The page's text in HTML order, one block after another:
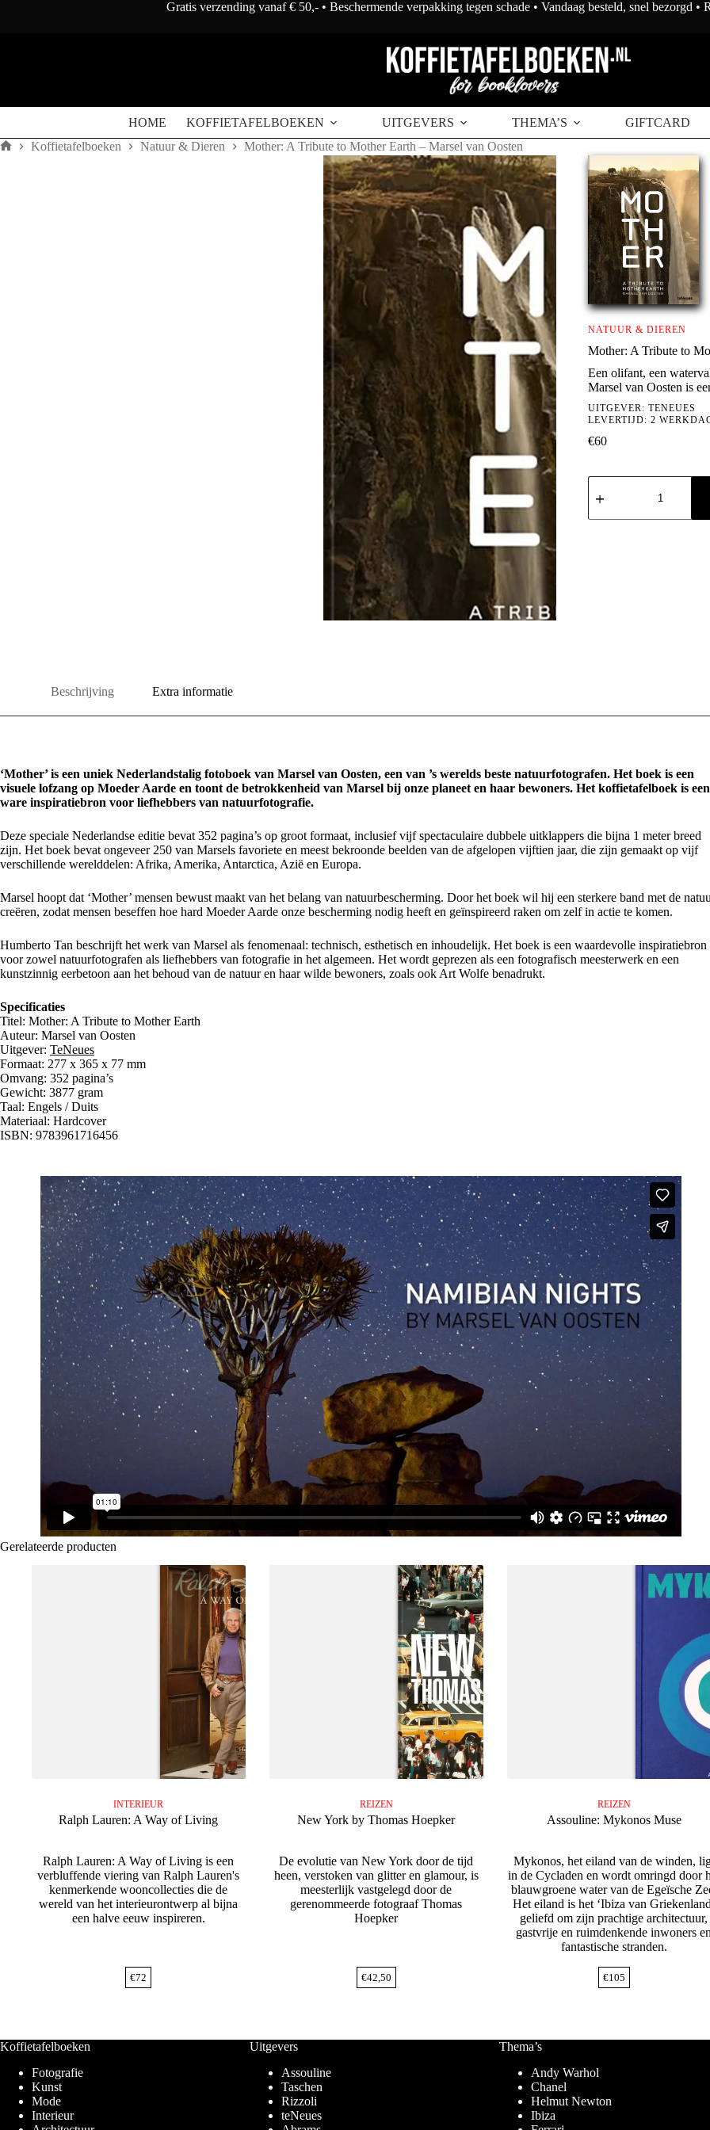
Gratis verzending vanaf € 50,- • Beschermende verpakking tegen schade • Vandaag besteld, snel bezorgd •
HOME KOFFIETAFELBOEKEN UITGEVERS THEMA’S GIFTCARD
Koffietafelboeken Natuur & Dieren Mother: A Tribute to Mother Earth – Marsel van Oosten
NATUUR & DIEREN
Mother: A Tribute to
Een olifant, een
Marsel van Oosten is
UITGEVER: TENEUES
LEVERTIJD: 2
€60
Mother:
to
Beschrijving Extra informatie
‘Mother’ is een uniek Nederlandstalig fotoboek van Marsel van Oosten, een van ’s werelds beste natuurfotografen. Het boek is een
visuele lofzang op Moeder Aarde en toont de betrokkenheid van Marsel bij onze planeet en haar bewoners. Het koffietafelboek is een
ware inspiratiebron voor liefhebbers van natuurfotografie.
Deze speciale Nederlandse editie bevat 352 pagina’s op groot formaat, inclusief vijf spectaculaire dubbele uitklappers die bijna 1 meter breed
zijn. Het boek bevat ongeveer 250 van Marsels favoriete en meest bekroonde beelden van de afgelopen vijftien jaar, die zijn gemaakt op vijf
verschillende werelddelen: Afrika, Amerika, Antarctica, Azië en Europa.
Marsel hoopt dat ‘Mother’ mensen bewust maakt van het belang van natuurbescherming. Door het boek wil hij een sterkere band met de
creëren, zodat mensen beseffen hoe hard Moeder Aarde onze bescherming nodig heeft en geïnspireerd raken om zelf in actie te komen.
Humberto Tan beschrijft het werk van Marsel als fenomenaal: technisch, esthetisch en inhoudelijk. Het boek is een waardevolle inspiratiebron
voor zowel natuurfotografen als liefhebbers van fotografie in het algemeen. Het wordt geprezen als een fotografisch meesterwerk en een
kunstzinnig eerbetoon aan het behoud van de natuur en haar wilde bewoners, zoals ook Art Wolfe benadrukt.
Specificaties
Titel: Mother: A Tribute to Mother Earth
Auteur: Marsel van Oosten
Uitgever: TeNeues
Formaat: 277 x 365 x 77 mm
Omvang: 352 pagina’s
Gewicht: 3877 gram
Taal: Engels / Duits
Materiaal: Hardcover
ISBN: 9783961716456
Gerelateerde producten
INTERIEUR
Ralph Lauren: A Way of Living
Ralph Lauren: A Way of Living is een
verbluffende viering van Ralph Lauren's
kenmerkende wooncollecties die de
wereld van het interieurontwerp al bijna
een halve eeuw inspireren.
€72
REIZEN
New York by Thomas Hoepker
De evolutie van New York door de tijd
heen, verstoken van glitter en glamour, is
meesterlijk vastgelegd door de
gerenommeerde fotograaf Thomas
Hoepker
€42,50
REIZEN
Assouline: Mykonos Muse
Mykonos, het eiland van de winden,
in de Cycladen en wordt omringd door
blauwgroene water van de Egeïsche
Het eiland is het ‘Ibiza van
geliefd om zijn prachtige architectuur,
gastvrije en ruimdenkende inwoners
fantastische stranden.
€105
Koffietafelboeken
Fotografie
Kunst
Mode
Interieur
Uitgevers
Assouline
Taschen
Rizzoli
teNeues
Thema’s
Andy Warhol
Chanel
Helmut Newton
Ibiza